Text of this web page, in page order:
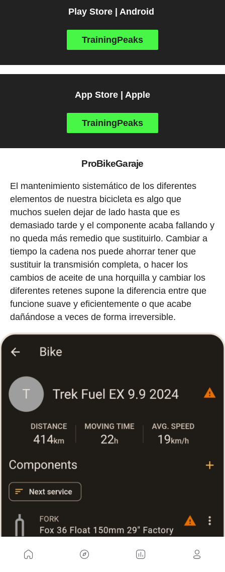
Play Store | Android
TrainingPeaks
App Store | Apple
TrainingPeaks
ProBikeGaraje
El mantenimiento sistemático de los diferentes
elementos de nuestra bicicleta es algo que
muchos suelen dejar de lado hasta que es
demasiado tarde y el componente acaba fallando y
no queda más remedio que sustituirlo. Cambiar a
tiempo la cadena nos puede ahorrar tener que
sustituir la transmisión completa, o hacer los
cambios de aceite de una horquilla y cambiar los
diferentes retenes supone la diferencia entre que
funcione suave y eficientemente o que acabe
dañándose a veces de forma irreversible.